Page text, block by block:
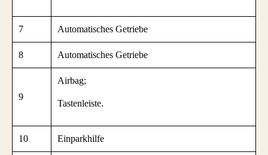
7 Automatisches Getriebe
8 Automatisches Getriebe
9
Airbag;
Tastenleiste.
10 Einparkhilfe